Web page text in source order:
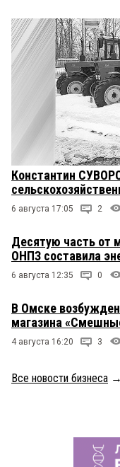
Константин
6 августа 17:05 2
Десятую часть от
ОНПЗ составила
6 августа 12:35 0
В Омске
магазина
4 августа 16:20 3
Все новости бизнеса →